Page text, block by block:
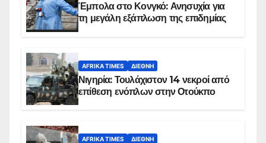
Έμπολα στο Κονγκό: Ανησυχία για
τη μεγάλη εξάπλωση της επιδημίας
AFRIKA TIMES ΔΙΕΘΝΉ
Νιγηρία: Τουλάχιστον 14 νεκροί από
επίθεση ενόπλων στην Οτούκπο
AFRIKA TIMES ΔΙΕΘΝΉ